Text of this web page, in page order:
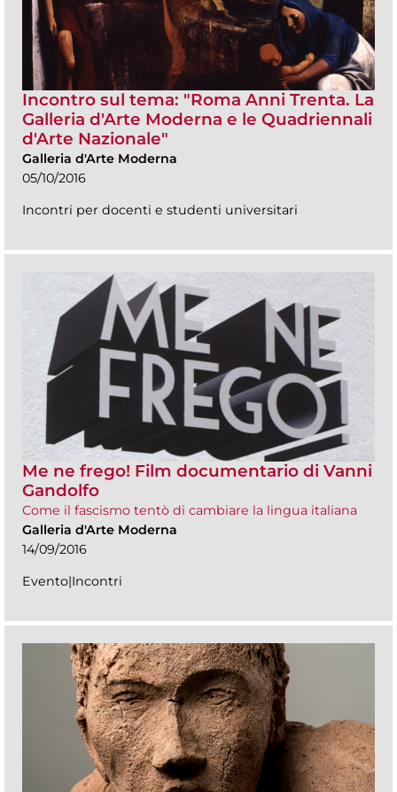
Incontro sul tema: "Roma Anni Trenta. La
Galleria d'Arte Moderna e le Quadriennali
d'Arte Nazionale"
Galleria d'Arte Moderna
05/10/2016
Incontri per docenti e studenti universitari
Me ne frego! Film documentario di Vanni
Gandolfo
Come il fascismo tentò di cambiare la lingua italiana
Galleria d'Arte Moderna
14/09/2016
Evento|Incontri